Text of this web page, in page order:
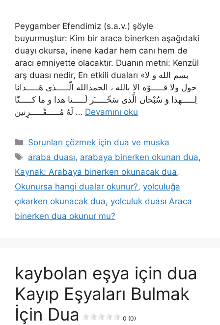
Peygamber Efendimiz (s.a.v.) şöyle
buyurmuştur: Kim bir araca binerken aşağıdaki
duayı okursa, inene kadar hem canı hem de
aracı emniyette olacaktır. Duanın metni: Kenzül
arş duası nedir, En etkili duaları «بسم الله و لا
حول ولا قـــــوّه الا بالله ، الحمدالله الّـــــذی هَـــــدانا
لِـــــهذا وَ سُبْحان الَّذی سَخّـــــَر لَـــــنا هذا و ما کـــــنّا
لَهُ مُـــــقّـــــرِنین … Devamını oku
Sorunları çözmek için dua ve muska
araba duası, arabaya binerken okunan dua,
Kaynak: Arabaya binerken okunacak dua,
Okunursa hangi dualar okunur?, yolculuğa
çıkarken okunacak dua, yolculuk duası Araca
binerken dua okunur mu?
kaybolan eşya için dua
Kayıp Eşyaları Bulmak
İçin Dua
0 (0)